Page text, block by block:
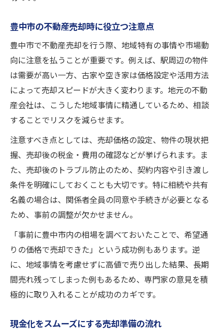
豊中市の不動産売却時に役立つ注意点
豊中市で不動産売却を行う際、地域特有の事情や市場動
向に注意を払うことが重要です。例えば、駅周辺の物件
は需要が高い一方、古家や空き家は価格設定や活用方法
によって売却スピードが大きく変わります。地元の不動
産会社は、こうした地域事情に精通しているため、相談
することでリスクを減らせます。
注意すべき点としては、売却価格の設定、物件の現状把
握、売却後の税金・費用の確認などが挙げられます。ま
た、売却後のトラブル防止のため、契約内容や引き渡し
条件を明確にしておくことも大切です。特に相続や共有
名義の場合は、関係者全員の同意や手続きが必要となる
ため、事前の調整が欠かせません。
「事前に豊中市内の相場を調べておいたことで、希望通
りの価格で売却できた」という成功例もあります。逆
に、地域事情を考慮せずに高値で売り出した結果、長期
間売れ残ってしまった例もあるため、専門家の意見を積
極的に取り入れることが成功のカギです。
現金化をスムーズにする売却準備の流れ